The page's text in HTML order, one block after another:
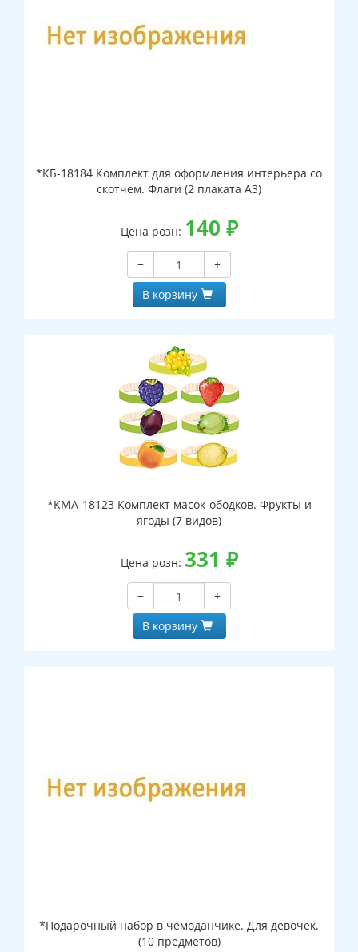
*КБ-18184 Комплект для оформления интерьера со
скотчем. Флаги (2 плаката А3)
Цена розн: 140 ₽
−
+
В корзину
*КМА-18123 Комплект масок-ободков. Фрукты и
ягоды (7 видов)
Цена розн: 331 ₽
−
+
В корзину
*Подарочный набор в чемоданчике. Для девочек.
(10 предметов)